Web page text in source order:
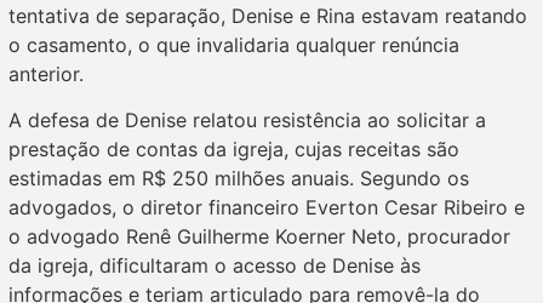
tentativa de separação, Denise e Rina estavam reatando
o casamento, o que invalidaria qualquer renúncia
anterior.
A defesa de Denise relatou resistência ao solicitar a
prestação de contas da igreja, cujas receitas são
estimadas em R$ 250 milhões anuais. Segundo os
advogados, o diretor financeiro Everton Cesar Ribeiro e
o advogado Renê Guilherme Koerner Neto, procurador
da igreja, dificultaram o acesso de Denise às
informações e teriam articulado para removê-la do